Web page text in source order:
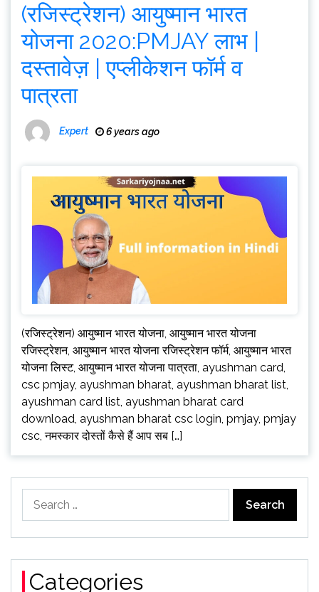
(रजिस्ट्रेशन) आयुष्मान भारत
योजना 2020:PMJAY लाभ |
दस्तावेज़ | एप्लीकेशन फॉर्म व
पात्रता
Expert 6 years ago
(रजिस्ट्रेशन) आयुष्मान भारत योजना, आयुष्मान भारत योजना
रजिस्ट्रेशन, आयुष्मान भारत योजना रजिस्ट्रेशन फॉर्म, आयुष्मान भारत
योजना लिस्ट, आयुष्मान भारत योजना पात्रता, ayushman card,
csc pmjay, ayushman bharat, ayushman bharat list,
ayushman card list, ayushman bharat card
download, ayushman bharat csc login, pmjay, pmjay
csc, नमस्कार दोस्तों कैसे हैं आप सब […]
for:
Categories